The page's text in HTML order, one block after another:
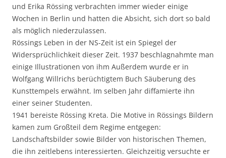
und Erika Rössing verbrachten immer wieder einige
Wochen in Berlin und hatten die Absicht, sich dort so bald
als möglich niederzulassen.
Rössings Leben in der NS-Zeit ist ein Spiegel der
Widersprüchlichkeit dieser Zeit. 1937 beschlagnahmte man
einige Illustrationen von ihm Außerdem wurde er in
Wolfgang Willrichs berüchtigtem Buch Säuberung des
Kunsttempels erwähnt. Im selben Jahr diffamierte ihn
einer seiner Studenten.
1941 bereiste Rössing Kreta. Die Motive in Rössings Bildern
kamen zum Großteil dem Regime entgegen:
Landschaftsbilder sowie Bilder von historischen Themen,
die ihn zeitlebens interessierten. Gleichzeitig versuchte er